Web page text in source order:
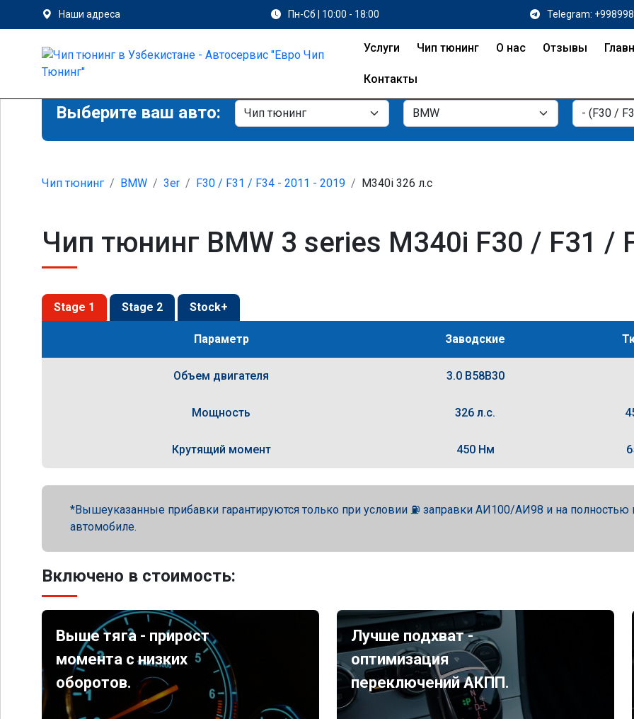
Наши адреса Пн-Сб | 10:00 - 18:00 Telegram:
Услуги Чип тюнинг О нас Отзывы
Контакты
Выберите ваш авто:
Чип тюнинг BMW 3er F30 / F31 / F34 - 2011 - 2019 M340i 326 л.с
Чип тюнинг BMW 3 series M340i F30 / F31 /
Stage 1 Stage 2 Stock+
Параметр Заводские
Объем двигателя 3.0 B58B30
Мощность 326 л.с.
Крутящий момент 450 Нм
Вышеуказанные прибавки гарантируются только при условии ⛽ заправки АИ100/АИ98 и на
автомобиле.
Включено в стоимость:
Выше тяга - прирост
момента с низких
оборотов.
Лучше подхват -
оптимизация
переключений АКПП.